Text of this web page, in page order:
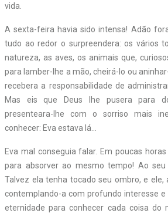
vida.
A sexta-feira havia sido intensa! Adão
tudo ao redor o surpreendera: os vários
natureza, as aves, os animais que,
para lamber-lhe a mão, cheirá-lo ou
recebera a responsabilidade de
Mas eis que Deus lhe pusera para
presenteara-lhe com o sorriso mais
conhecer: Eva estava lá…
Eva mal conseguia falar. Em poucas
para absorver ao mesmo tempo! Ao
Talvez ela tenha tocado seu ombro, e ele,
contemplando-a com profundo interesse e
eternidade para conhecer cada coisa do